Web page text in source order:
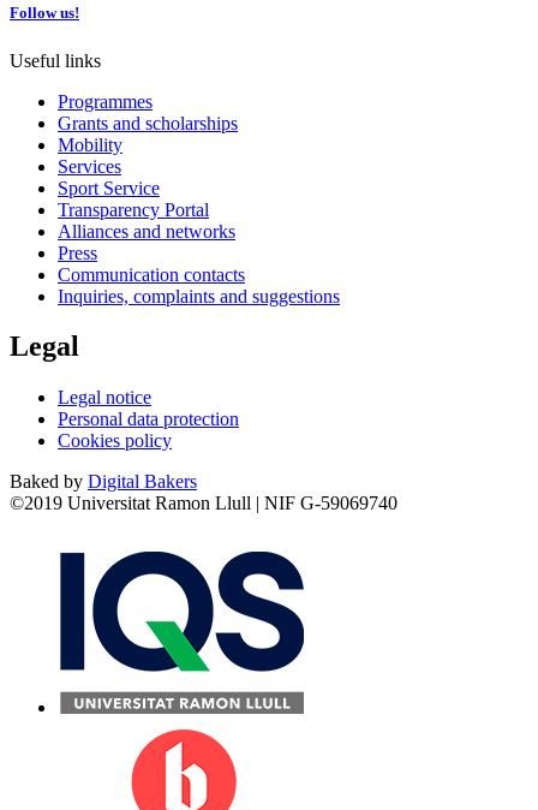
Follow us!
Useful links
Programmes
Grants and scholarships
Mobility
Services
Sport Service
Transparency Portal
Alliances and networks
Press
Communication contacts
Inquiries, complaints and suggestions
Legal
Legal notice
Personal data protection
Cookies policy
Baked by Digital Bakers
©2019 Universitat Ramon Llull | NIF G-59069740